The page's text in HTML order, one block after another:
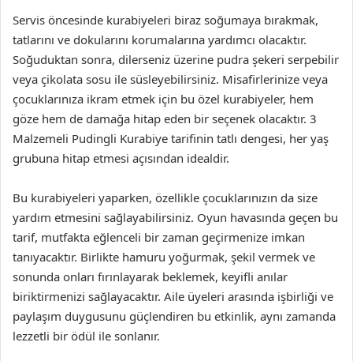
Servis öncesinde kurabiyeleri biraz soğumaya bırakmak,
tatlarını ve dokularını korumalarına yardımcı olacaktır.
Soğuduktan sonra, dilerseniz üzerine pudra şekeri serpebilir
veya çikolata sosu ile süsleyebilirsiniz. Misafirlerinize veya
çocuklarınıza ikram etmek için bu özel kurabiyeler, hem
göze hem de damağa hitap eden bir seçenek olacaktır. 3
Malzemeli Pudingli Kurabiye tarifinin tatlı dengesi, her yaş
grubuna hitap etmesi açısından idealdir.
Bu kurabiyeleri yaparken, özellikle çocuklarınızın da size
yardım etmesini sağlayabilirsiniz. Oyun havasında geçen bu
tarif, mutfakta eğlenceli bir zaman geçirmenize imkan
tanıyacaktır. Birlikte hamuru yoğurmak, şekil vermek ve
sonunda onları fırınlayarak beklemek, keyifli anılar
biriktirmenizi sağlayacaktır. Aile üyeleri arasında işbirliği ve
paylaşım duygusunu güçlendiren bu etkinlik, aynı zamanda
lezzetli bir ödül ile sonlanır.